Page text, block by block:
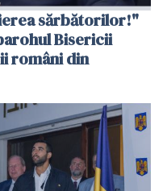
sărbătorilor!"
Bisericii
români din